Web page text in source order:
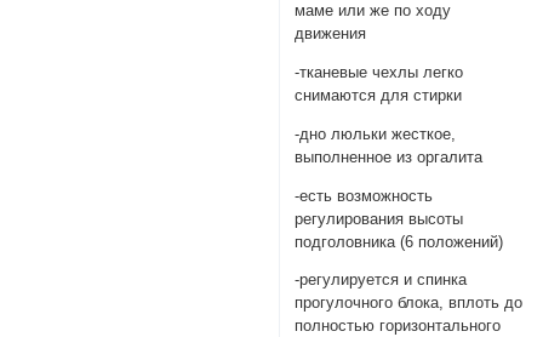
маме или же по ходу
движения
-тканевые чехлы легко
снимаются для стирки
-дно люльки жесткое,
выполненное из оргалита
-есть возможность
регулирования высоты
подголовника (6 положений)
-регулируется и спинка
прогулочного блока, вплоть до
полностью горизонтального